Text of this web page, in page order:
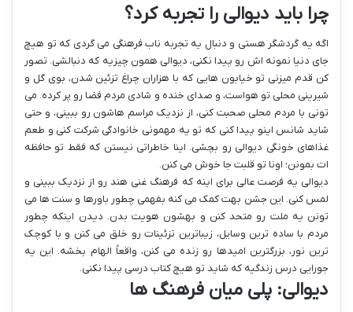
چرا باید دیوالی را تجربه کرد؟
اگه یه گردشگر هستی و دنبال یه تجربه ناب فرهنگی می گردی که تو هیچ
جای دنیا نمونه اش رو پیدا نکنی، دیوالی همون چیزیه که دنبالشی. تصور
کن قدم میزنی تو خیابون هایی که با هزاران چراغ تزئین شدن، بوی گل و
شیرینی محلی تو هواست، و صدای خنده و شادی مردم فضا رو پر کرده. می
تونی با مردم محلی صحبت کنی، از نزدیک مراسم هاشون رو ببینی، و حتی
شاید شانس اینو پیدا کنی که تو یه مهمونی خانوادگی شرکت کنی و طعم
غذاهای خونگی دیوالی رو بچشی. اینا خاطراتی نیستن که فقط تو حافظه
ات بمونن؛ اونا تو قلبت جا خوش می کنن.
دیوالی یه فرصت عالی برای اینه که فرهنگ غنی هند رو از نزدیک ببینی و
لمس کنی. این جشن بهت کمک می کنه بفهمی چطور باورها و سنت ها می
تونن یه ملت رو متحد کنن و بهشون هویت بدن. دیدن اینکه چطور
مردم با ساده ترین وسایل، زیباترین تزئینات رو خلق می کنن و با کوچک
ترین نور، بزرگترین امیدها رو زنده می کنن، واقعاً الهام بخشه. این یه
جورایی درس زندگیه که شاید تو هیچ کتاب درسی پیدا نکنی.
دیوالی: پلی میان فرهنگ ها